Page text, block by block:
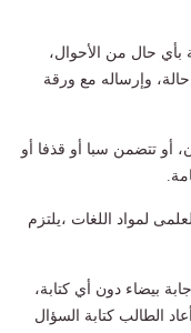
حال من الأحوال،
وإرساله مع ورقة
أو تتضمن سبا أو قذفا أو
لمواد اللغات ،يلتزم
بيضاء دون أي كتابة،
الطالب كتابة السؤال